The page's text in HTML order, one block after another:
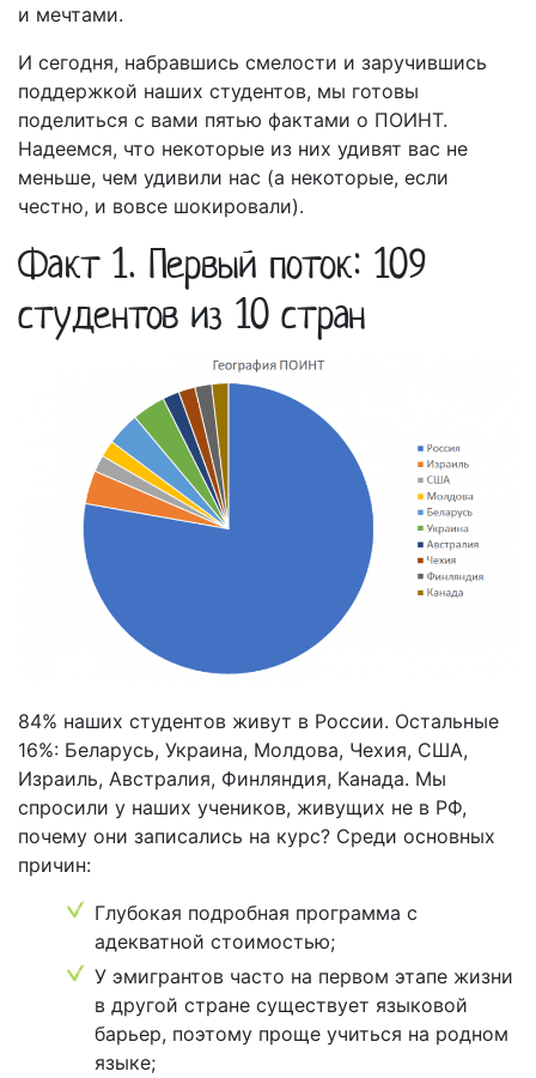
и мечтами.
И сегодня, набравшись смелости и заручившись
поддержкой наших студентов, мы готовы
поделиться с вами пятью фактами о ПОИНТ.
Надеемся, что некоторые из них удивят вас не
меньше, чем удивили нас (а некоторые, если
честно, и вовсе шокировали).
Факт 1. Первый поток: 109
студентов из 10 стран
84% наших студентов живут в России. Остальные
16%: Беларусь, Украина, Молдова, Чехия, США,
Израиль, Австралия, Финляндия, Канада. Мы
спросили у наших учеников, живущих не в РФ,
почему они записались на курс? Среди основных
причин:
Глубокая подробная программа с
адекватной стоимостью;
У эмигрантов часто на первом этапе жизни
в другой стране существует языковой
барьер, поэтому проще учиться на родном
языке;